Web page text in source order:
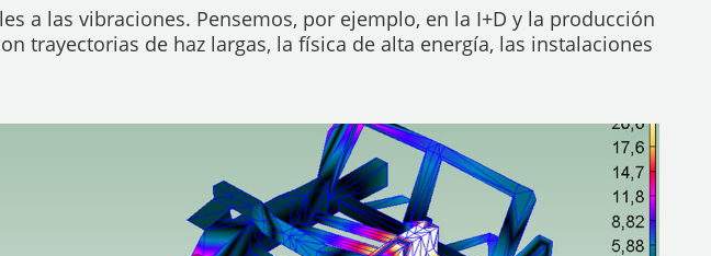
a las vibraciones. Pensemos, por ejemplo, en la I+D y la producción
trayectorias de haz largas, la física de alta energía, las instalaciones